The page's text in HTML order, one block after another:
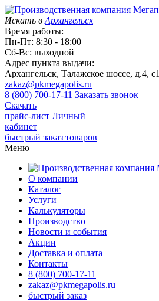
Искать в Архангельск
Время работы:
Пн-Пт: 8:30 - 18:00
Сб-Вс: выходной
Адрес пункта выдачи:
Архангельск, Талажское шоссе, д.4, с1
zakaz@pkmegapolis.ru
8 (800) 700-17-11 Заказать звонок
Скачать
прайс-лист Личный
кабинет
быстрый заказ товаров
Меню
О компании
Каталог
Услуги
Калькуляторы
Производство
Новости и события
Акции
Доставка и оплата
Контакты
8 (800) 700-17-11
zakaz@pkmegapolis.ru
быстрый заказ